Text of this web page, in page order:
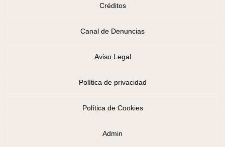
Créditos
Canal de Denuncias
Aviso Legal
Política de privacidad
Política de Cookies
Admin